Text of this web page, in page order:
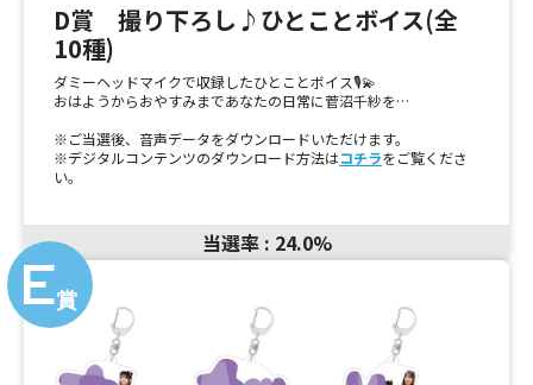
D賞 撮り下ろし♪ひとことボイス(全
10種)
ダミーヘッドマイクで収録したひとことボイス🎙️💫
おはようからおやすみまであなたの日常に菅沼千紗を…
※ご当選後、音声データをダウンロードいただけます。
※デジタルコンテンツのダウンロード方法はコチラをご覧くださ
い。
当選率 : 24.0%